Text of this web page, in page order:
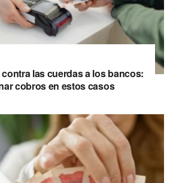
las cuerdas a los bancos:
cobros en estos casos